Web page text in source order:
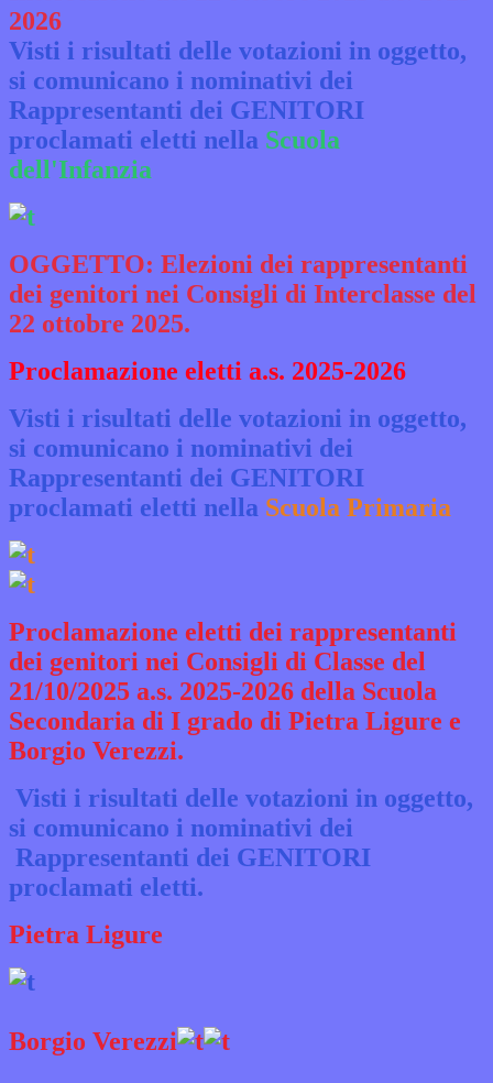
2026
Visti i risultati delle votazioni in oggetto,
si comunicano i nominativi dei
Rappresentanti dei GENITORI
proclamati eletti nella Scuola
dell'Infanzia
OGGETTO: Elezioni dei rappresentanti
dei genitori nei Consigli di Interclasse del
22 ottobre 2025.
Proclamazione eletti a.s. 2025-2026
Visti i risultati delle votazioni in oggetto,
si comunicano i nominativi dei
Rappresentanti dei GENITORI
proclamati eletti nella Scuola Primaria
Proclamazione eletti dei rappresentanti
dei genitori nei Consigli di Classe del
21/10/2025 a.s. 2025-2026 della Scuola
Secondaria di I grado di Pietra Ligure e
Borgio Verezzi.
Visti i risultati delle votazioni in oggetto,
si comunicano i nominativi dei
Rappresentanti dei GENITORI
proclamati eletti.
Pietra Ligure
Borgio Verezzi